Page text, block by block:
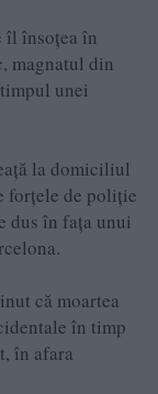
îl însoțea în
magnatul din
unei
la domiciliul
forțele de poliție
dus în fața unui
că moartea
în timp
în afara